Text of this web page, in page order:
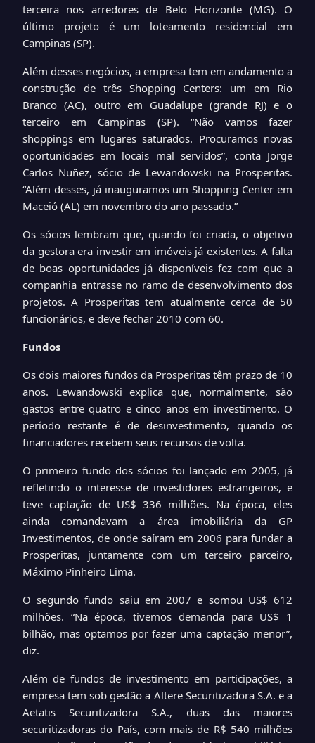
terceira nos arredores de Belo Horizonte (MG). O
último projeto é um loteamento residencial em
Campinas (SP).
Além desses negócios, a empresa tem em andamento a
construção de três Shopping Centers: um em Rio
Branco (AC), outro em Guadalupe (grande RJ) e o
terceiro em Campinas (SP). “Não vamos fazer
shoppings em lugares saturados. Procuramos novas
oportunidades em locais mal servidos”, conta Jorge
Carlos Nuñez, sócio de Lewandowski na Prosperitas.
“Além desses, já inauguramos um Shopping Center em
Maceió (AL) em novembro do ano passado.”
Os sócios lembram que, quando foi criada, o objetivo
da gestora era investir em imóveis já existentes. A falta
de boas oportunidades já disponíveis fez com que a
companhia entrasse no ramo de desenvolvimento dos
projetos. A Prosperitas tem atualmente cerca de 50
funcionários, e deve fechar 2010 com 60.
Fundos
Os dois maiores fundos da Prosperitas têm prazo de 10
anos. Lewandowski explica que, normalmente, são
gastos entre quatro e cinco anos em investimento. O
período restante é de desinvestimento, quando os
financiadores recebem seus recursos de volta.
O primeiro fundo dos sócios foi lançado em 2005, já
refletindo o interesse de investidores estrangeiros, e
teve captação de US$ 336 milhões. Na época, eles
ainda comandavam a área imobiliária da GP
Investimentos, de onde saíram em 2006 para fundar a
Prosperitas, juntamente com um terceiro parceiro,
Máximo Pinheiro Lima.
O segundo fundo saiu em 2007 e somou US$ 612
milhões. “Na época, tivemos demanda para US$ 1
bilhão, mas optamos por fazer uma captação menor”,
diz.
Além de fundos de investimento em participações, a
empresa tem sob gestão a Altere Securitizadora S.A. e a
Aetatis Securitizadora S.A., duas das maiores
securitizadoras do País, com mais de R$ 540 milhões